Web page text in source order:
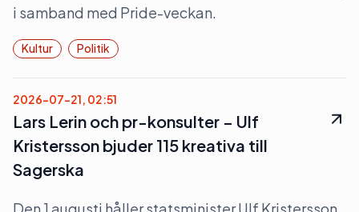
i samband med Pride-veckan.
Kultur Politik
2026-07-21, 02:51
Lars Lerin och pr-konsulter – Ulf
Kristersson bjuder 115 kreativa till
Sagerska